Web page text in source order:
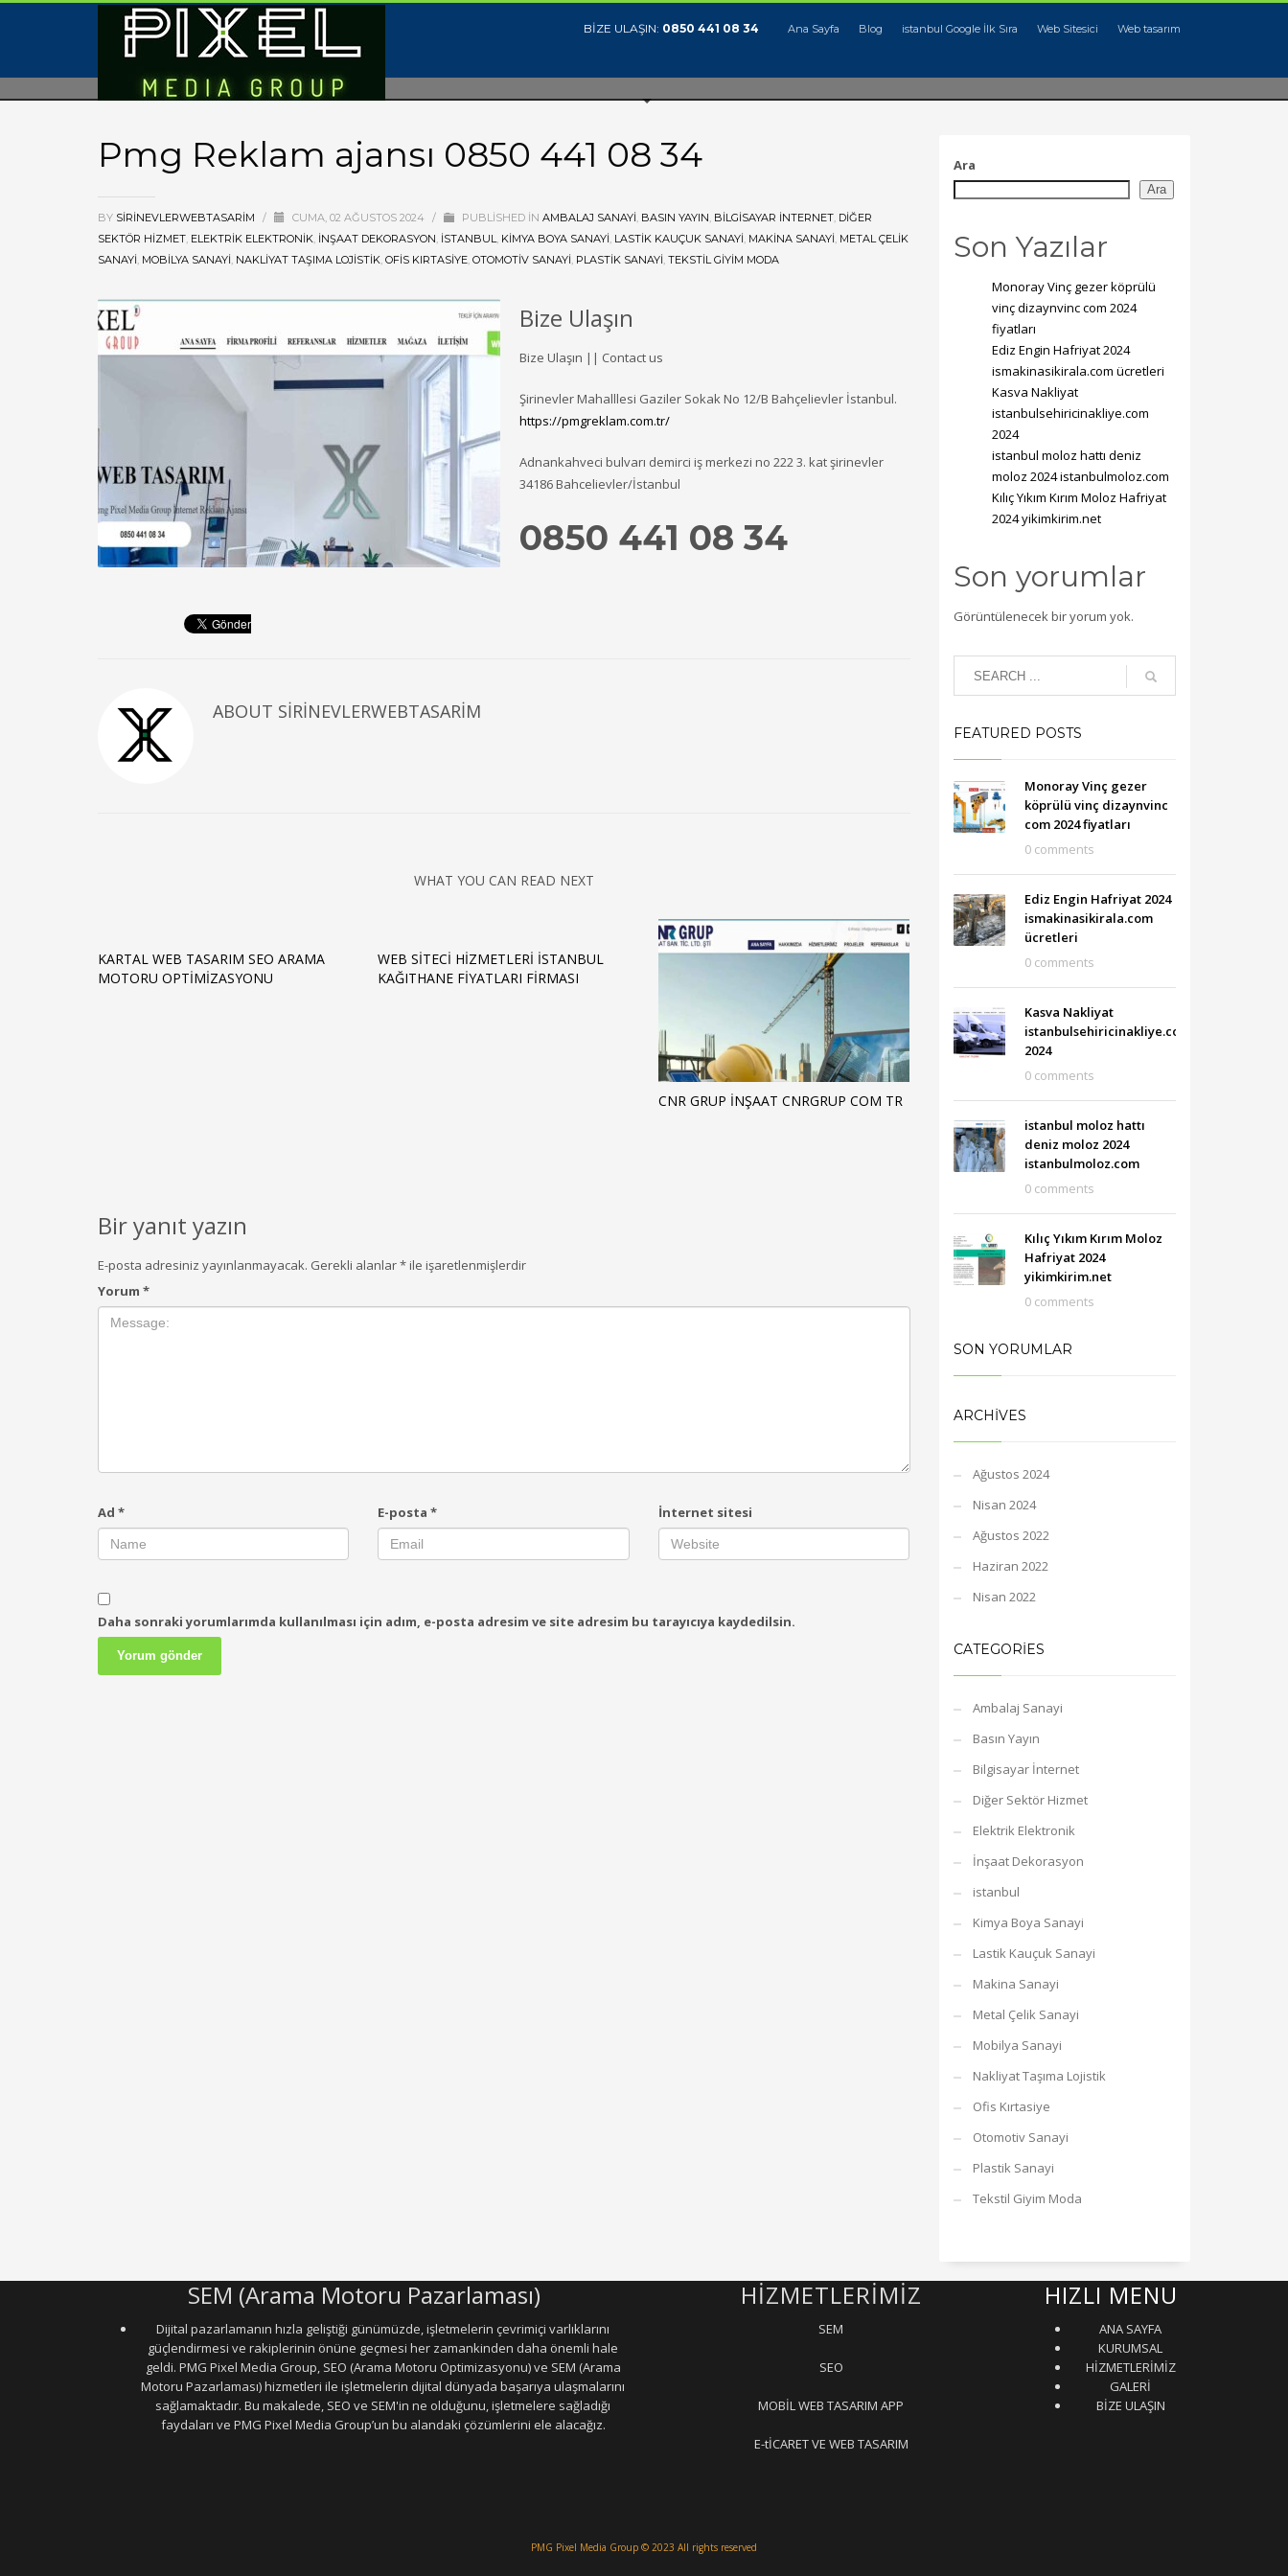
BİZE ULAŞIN: 0850 441 08 34 Ana Sayfa Blog istanbul Google İlk Sıra Web Sitesici Web tasarım
Pmg Reklam ajansı 0850 441 08 34
BY SIRINEVLERWEBTASARIM / CUMA, 02 AĞUSTOS 2024 / PUBLISHED IN AMBALAJ SANAYI, BASIN YAYIN, BILGISAYAR İNTERNET, DIĞER
SEKTÖR HIZMET, ELEKTRIK ELEKTRONIK, İNŞAAT DEKORASYON, ISTANBUL, KIMYA BOYA SANAYI, LASTIK KAUÇUK SANAYI, MAKINA SANAYI, METAL ÇELIK
SANAYI, MOBILYA SANAYI, NAKLIYAT TAŞIMA LOJISTIK, OFIS KIRTASIYE, OTOMOTIV SANAYI, PLASTIK SANAYI, TEKSTIL GIYIM MODA
Bize Ulaşın
Bize Ulaşın || Contact us
Şirinevler Mahalllesi Gaziler Sokak No 12/B Bahçelievler İstanbul.
https://pmgreklam.com.tr/
Adnankahveci bulvarı demirci iş merkezi no 222 3. kat şirinevler
34186 Bahcelievler/İstanbul
0850 441 08 34
ABOUT SIRINEVLERWEBTASARIM
WHAT YOU CAN READ NEXT
KARTAL WEB TASARIM SEO ARAMA
MOTORU OPTIMIZASYONU
WEB SITECI HIZMETLERI İSTANBUL
KAĞITHANE FIYATLARI FIRMASI
CNR GRUP İNŞAAT CNRGRUP COM TR
Bir yanıt yazın
E-posta adresiniz yayınlanmayacak. Gerekli alanlar*ile işaretlenmişlerdir
Yorum *
Ad * E-posta* İnternet sitesi
Daha sonraki yorumlarımda kullanılması için adım, e-posta adresim ve site adresim bu tarayıcıya kaydedilsin.
Ara
Ara
Son Yazılar
Monoray Vinç gezer köprülü
vinç dizaynvinc com 2024
fiyatları
Ediz Engin Hafriyat 2024
ismakinasikirala.com ücretleri
Kasva Nakliyat
istanbulsehiricinakliye.com
2024
istanbul moloz hattı deniz
moloz 2024 istanbulmoloz.com
Kılıç Yıkım Kırım Moloz Hafriyat
2024 yikimkirim.net
Son yorumlar
Görüntülenecek bir yorum yok.
FEATURED POSTS
Monoray Vinç gezer
köprülü vinç dizaynvinc
com 2024 fiyatları
0 comments
Ediz Engin Hafriyat 2024
ismakinasikirala.com
ücretleri
0 comments
Kasva Nakliyat
istanbulsehiricinakliye.com
2024
0 comments
istanbul moloz hattı
deniz moloz 2024
istanbulmoloz.com
0 comments
Kılıç Yıkım Kırım Moloz
Hafriyat 2024
yikimkirim.net
0 comments
SON YORUMLAR
ARCHIVES
Ağustos 2024
Nisan 2024
Ağustos 2022
Haziran 2022
Nisan 2022
CATEGORIES
Ambalaj Sanayi
Basın Yayın
Bilgisayar İnternet
Diğer Sektör Hizmet
Elektrik Elektronik
İnşaat Dekorasyon
istanbul
Kimya Boya Sanayi
Lastik Kauçuk Sanayi
Makina Sanayi
Metal Çelik Sanayi
Mobilya Sanayi
Nakliyat Taşıma Lojistik
Ofis Kırtasiye
Otomotiv Sanayi
Plastik Sanayi
Tekstil Giyim Moda
SEM (Arama Motoru Pazarlaması)
Dijital pazarlamanın hızla geliştiği günümüzde, işletmelerin çevrimiçi varlıklarını
güçlendirmesi ve rakiplerinin önüne geçmesi her zamankinden daha önemli hale
geldi. PMG Pixel Media Group, SEO (Arama Motoru Optimizasyonu) ve SEM (Arama
Motoru Pazarlaması) hizmetleri ile işletmelerin dijital dünyada başarıya ulaşmalarını
sağlamaktadır. Bu makalede, SEO ve SEM'in ne olduğunu, işletmelere sağladığı
faydaları ve PMG Pixel Media Group’un bu alandaki çözümlerini ele alacağız.
HİZMETLERİMİZ
SEM
SEO
MOBİL WEB TASARIM APP
E-tİCARET VE WEB TASARIM
HIZLI MENU
ANA SAYFA
KURUMSAL
HİZMETLERİMİZ
GALERİ
BİZE ULAŞIN
PMG Pixel Media Group © 2023 All rights reserved